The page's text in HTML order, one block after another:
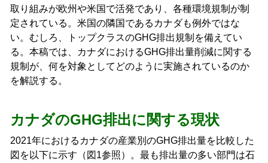
取り組みが欧州や米国で活発であり、各種環境規制が制
定されている。米国の隣国であるカナダも例外ではな
い。むしろ、トップクラスのGHG排出規制を備えてい
る。本稿では、カナダにおけるGHG排出量削減に関する
規制が、何を対象としてどのように実施されているのか
を解説する。
カナダのGHG排出に関する現状
2021年におけるカナダの産業別のGHG排出量を比較した
図を以下に示す（図1参照）。最も排出量の多い部門は石